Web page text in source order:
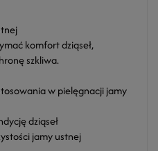
komfort dziąseł,
szkliwa.
w pielęgnacji jamy
dziąseł
jamy ustnej